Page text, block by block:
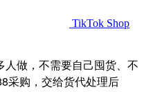
TikTok Shop
做，不需要自己囤货、不
采购，交给货代处理后